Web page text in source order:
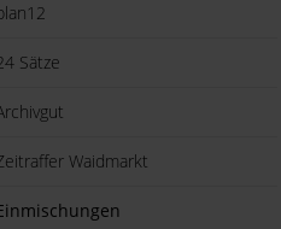
Sätze
Waidmarkt